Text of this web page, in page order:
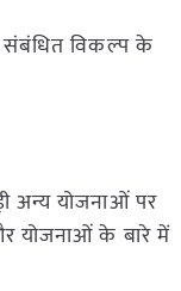
संबंधित विकल्प के
अन्य योजनाओं पर
योजनाओं के बारे में